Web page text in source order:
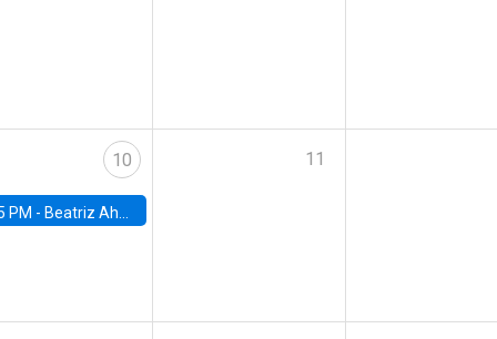
10
PM - Beatriz Ahumada, PhD candidate, Universidad de Pittsburgh
11